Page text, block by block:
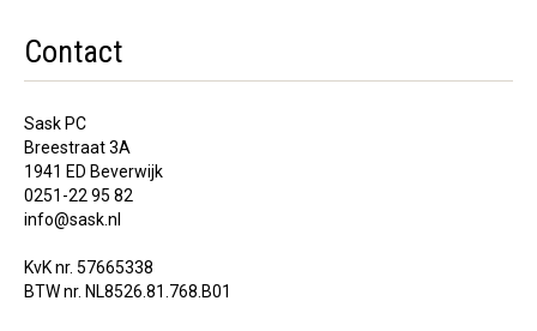
Contact
Sask PC
Breestraat 3A
1941 ED Beverwijk
0251-22 95 82
info@sask.nl
KvK nr. 57665338
BTW nr. NL8526.81.768.B01